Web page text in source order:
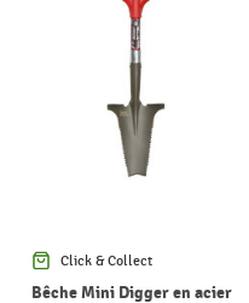
Click & Collect
Bêche Mini Digger en acier